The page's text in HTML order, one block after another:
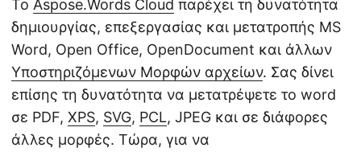
Το Aspose.Words Cloud παρέχει τη δυνατότητα
δημιουργίας, επεξεργασίας και μετατροπής MS
Word, Open Office, OpenDocument και άλλων
Υποστηριζόμενων Μορφών αρχείων. Σας δίνει
επίσης τη δυνατότητα να μετατρέψετε το word
σε PDF, XPS, SVG, PCL, JPEG και σε διάφορες
άλλες μορφές. Τώρα, για να